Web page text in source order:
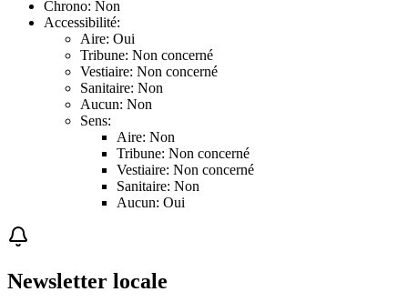
Chrono: Non
Accessibilité:
Aire: Oui
Tribune: Non concerné
Vestiaire: Non concerné
Sanitaire: Non
Aucun: Non
Sens:
Aire: Non
Tribune: Non concerné
Vestiaire: Non concerné
Sanitaire: Non
Aucun: Oui
Newsletter locale